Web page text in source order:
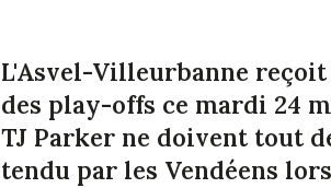
L'Asvel-Villeurbanne
des play-offs ce mardi 24
TJ Parker ne doivent tout
tendu par les Vendéens